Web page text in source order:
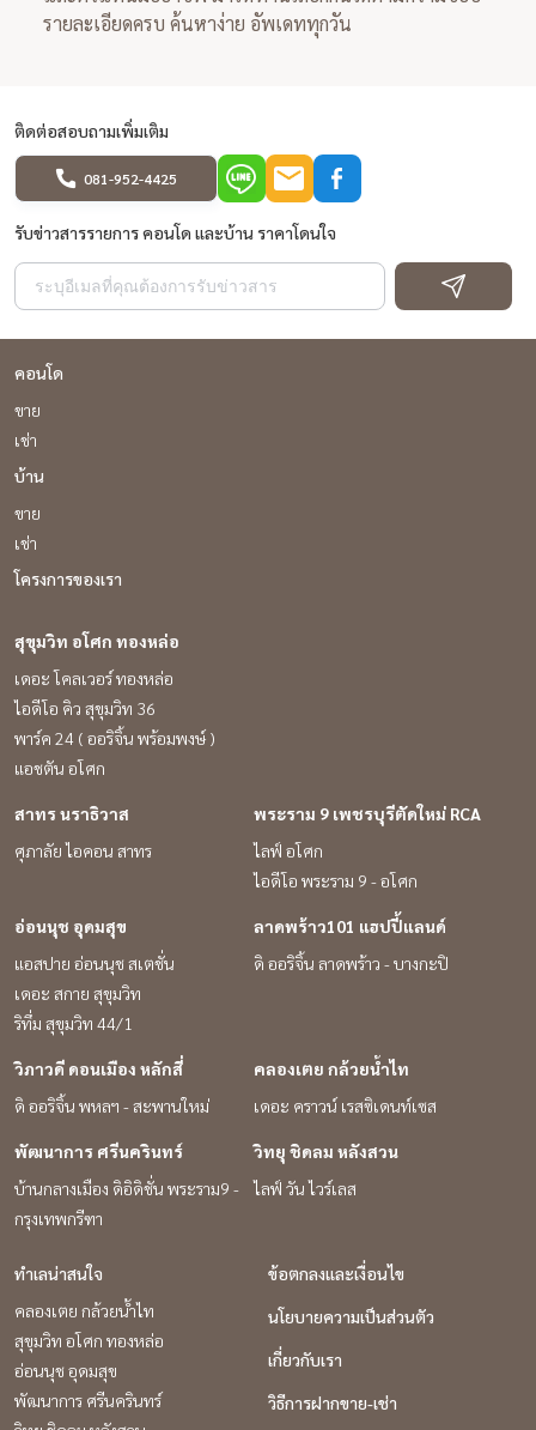
รายละเอียดครบ ค้นหาง่าย อัพเดททุกวัน
ติดต่อสอบถามเพิ่มเติม
081-952-4425
รับข่าวสารรายการ คอนโด และบ้าน ราคาโดนใจ
คอนโด
ขาย
เช่า
บ้าน
ขาย
เช่า
โครงการของเรา
สุขุมวิท อโศก ทองหล่อ
เดอะ โคลเวอร์ ทองหล่อ
ไอดีโอ คิว สุขุมวิท 36
พาร์ค 24 ( ออริจิ้น พร้อมพงษ์ )
แอชตัน อโศก
สาทร นราธิวาส
ศุภาลัย ไอคอน สาทร
พระราม 9 เพชรบุรีตัดใหม่ RCA
ไลฟ์ อโศก
ไอดีโอ พระราม 9 - อโศก
อ่อนนุช อุดมสุข
แอสปาย อ่อนนุช สเตชั่น
เดอะ สกาย สุขุมวิท
ริทึ่ม สุขุมวิท 44/1
ลาดพร้าว101 แฮปปี้แลนด์
ดิ ออริจิ้น ลาดพร้าว - บางกะปิ
วิภาวดี ดอนเมือง หลักสี่
ดิ ออริจิ้น พหลฯ - สะพานใหม่
คลองเตย กล้วยน้ำไท
เดอะ คราวน์ เรสซิเดนท์เซส
พัฒนาการ ศรีนครินทร์
บ้านกลางเมือง ดิอิดิชั่น พระราม9 -
กรุงเทพกรีฑา
วิทยุ ชิดลม หลังสวน
ไลฟ์ วัน ไวร์เลส
ทำเลน่าสนใจ
คลองเตย กล้วยน้ำไท
สุขุมวิท อโศก ทองหล่อ
อ่อนนุช อุดมสุข
พัฒนาการ ศรีนครินทร์
ข้อตกลงและเงื่อนไข
นโยบายความเป็นส่วนตัว
เกี่ยวกับเรา
วิธีการฝากขาย-เช่า